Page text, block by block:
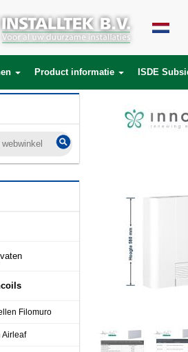
Product informatie ISDE
Filomuro
Airleaf